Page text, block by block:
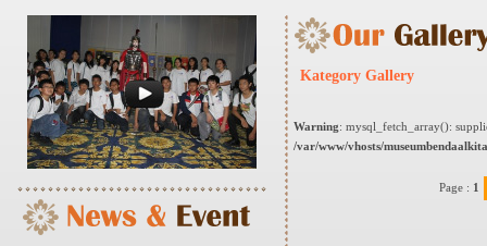
Kategory Gallery
Warning: mysql_fetch_array():
/var/www/vhosts/
Page : 1